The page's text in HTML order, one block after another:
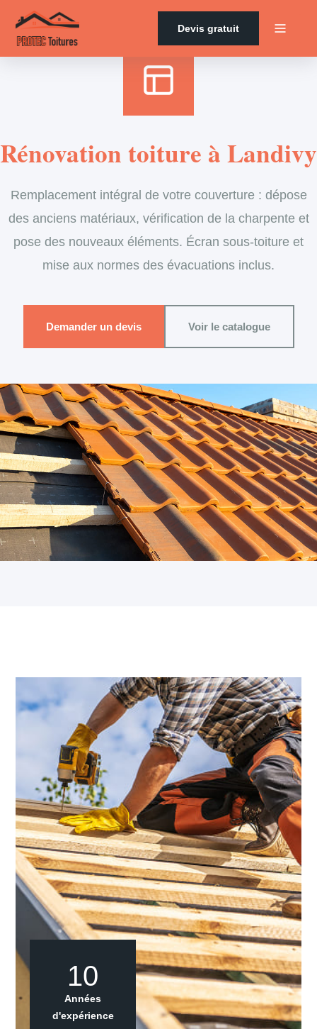
Devis gratuit
Rénovation toiture à Landivy
Remplacement intégral de votre couverture : dépose
des anciens matériaux, vérification de la charpente et
pose des nouveaux éléments. Écran sous-toiture et
mise aux normes des évacuations inclus.
Demander un devis Voir le catalogue
10
Années
d'expérience